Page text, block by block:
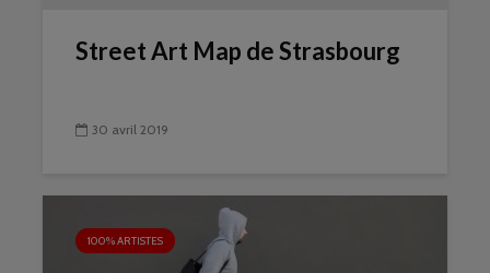
Street Art Map de Strasbourg
30 avril 2019
100% ARTISTES